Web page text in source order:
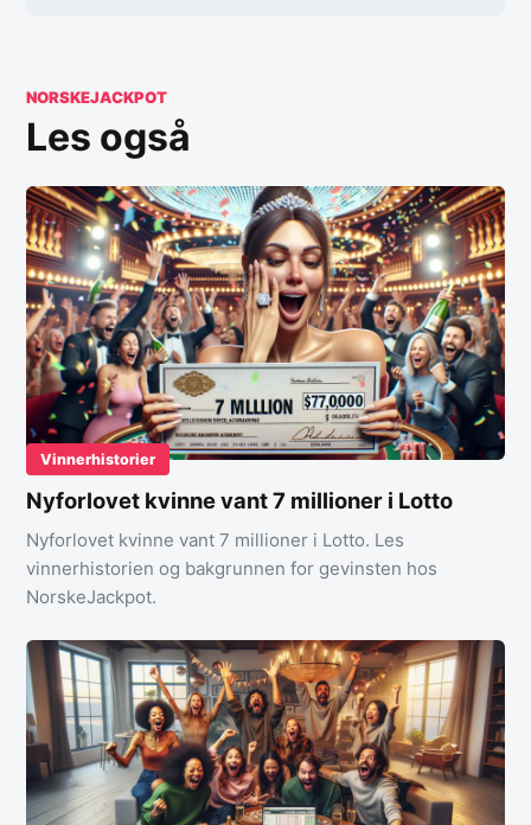
NORSKEJACKPOT
Les også
Vinnerhistorier
Nyforlovet kvinne vant 7 millioner i Lotto
Nyforlovet kvinne vant 7 millioner i Lotto. Les
vinnerhistorien og bakgrunnen for gevinsten hos
NorskeJackpot.